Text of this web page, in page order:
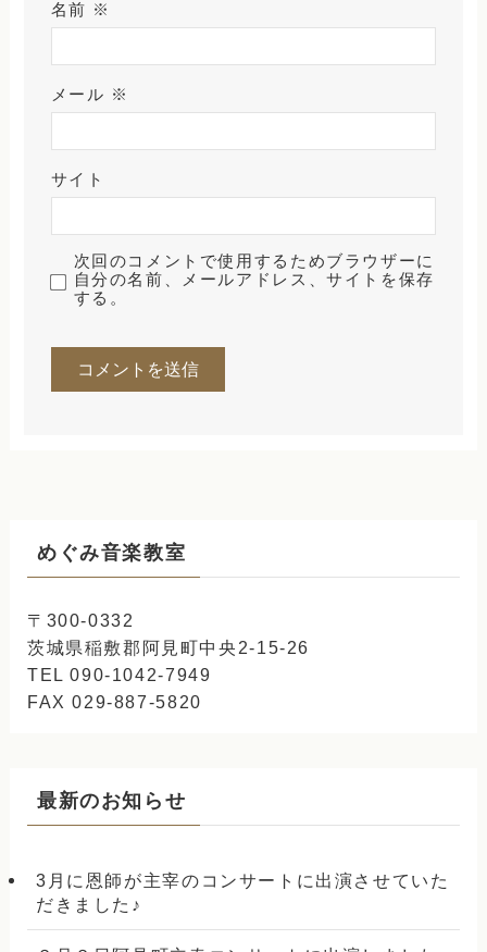
名前 ※
メール ※
サイト
次回のコメントで使用するためブラウザーに
自分の名前、メールアドレス、サイトを保存
する。
めぐみ音楽教室
〒300-0332
茨城県稲敷郡阿見町中央2-15-26
TEL 090-1042-7949
FAX 029-887-5820
最新のお知らせ
3月に恩師が主宰のコンサートに出演させていた
だきました♪